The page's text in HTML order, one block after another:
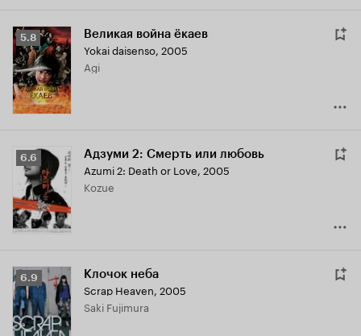
Рейтинг
Кинопоиска
5.8
5.8 Великая война ёкаев
Yokai daisenso, 2005
Agi
Рейтинг
Кинопоиска
6.6
6.6 Адзуми 2: Смерть или любовь
Azumi 2: Death or Love, 2005
Kozue
Рейтинг
Кинопоиска
6.9
6.9 Клочок неба
Scrap Heaven, 2005
Saki Fujimura